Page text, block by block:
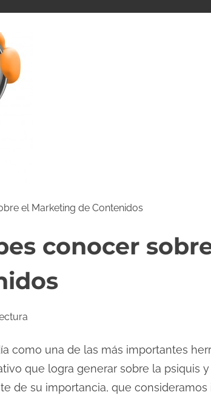
el Marketing de Contenidos
conocer
como una de las más importantes
que logra generar sobre la psiquis
de su importancia, que